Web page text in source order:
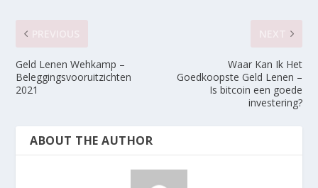
Geld Lenen Wehkamp –
Beleggingsvooruitzichten
2021
Waar Kan Ik Het
Goedkoopste Geld Lenen –
Is bitcoin een goede
investering?
ABOUT THE AUTHOR